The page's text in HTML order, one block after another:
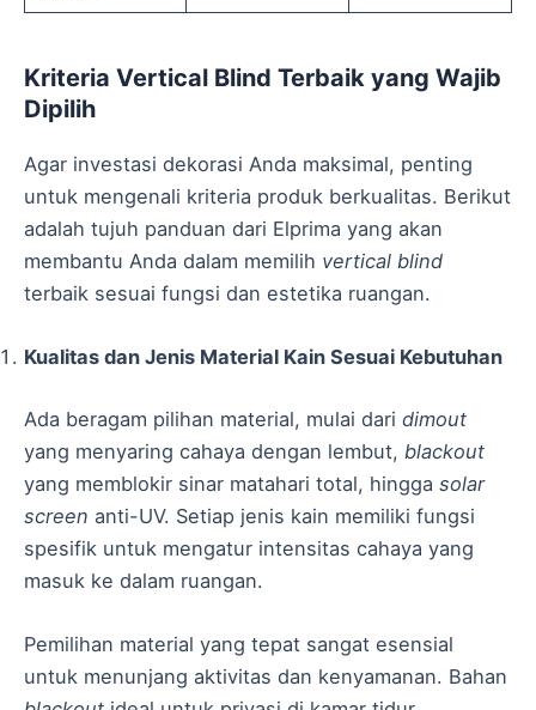
Kriteria Vertical Blind Terbaik yang Wajib
Dipilih
Agar investasi dekorasi Anda maksimal, penting
untuk mengenali kriteria produk berkualitas. Berikut
adalah tujuh panduan dari Elprima yang akan
membantu Anda dalam memilih vertical blind
terbaik sesuai fungsi dan estetika ruangan.
Kualitas dan Jenis Material Kain Sesuai Kebutuhan
Ada beragam pilihan material, mulai dari dimout
yang menyaring cahaya dengan lembut, blackout
yang memblokir sinar matahari total, hingga solar
screen anti-UV. Setiap jenis kain memiliki fungsi
spesifik untuk mengatur intensitas cahaya yang
masuk ke dalam ruangan.
Pemilihan material yang tepat sangat esensial
untuk menunjang aktivitas dan kenyamanan. Bahan